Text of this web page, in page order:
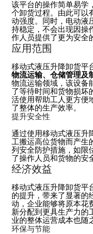
该平台的操作简单易学
个卸货过程。由此可以
动强度。同时，电动液
持稳定，不会出现因操
作人员提供了更为安全
应用范围
移动式液压升降卸货平
物流运输、仓储管理及
物流运输领域，该设备
了等待时间和货物损坏
活使用帮助工人更方便
了整体的生产效率。
提升安全性
通过使用移动式液压升
工搬运高位货物而产生
列安全防护措施，如限
了操作人员和货物的安
经济效益
移动式液压升降卸货平
的提升，带来了显著的
动，企业能够将原本花
新分配到更具生产力的
业的整体运营成本也随
环保与节能